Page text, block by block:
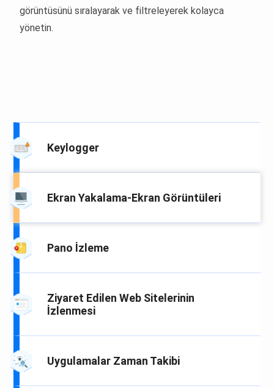
görüntüsünü sıralayarak ve filtreleyerek kolayca
yönetin.
Keylogger
Ekran Yakalama-Ekran Görüntüleri
Pano İzleme
Ziyaret Edilen Web Sitelerinin
İzlenmesi
Uygulamalar Zaman Takibi